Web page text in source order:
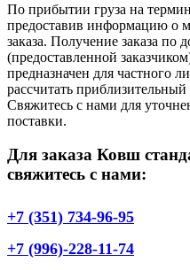
По прибытии груза на
предоставив информацию о
заказа. Получение заказа по
(предоставленной
предназначен для частного
рассчитать
Свяжитесь с нами для
поставки.
Для заказа Ковш
свяжитесь с нами:
+7 (351) 734-96-95
+7 (996)-228-11-74